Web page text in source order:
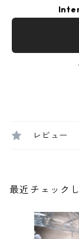
レビュー
最近チェック